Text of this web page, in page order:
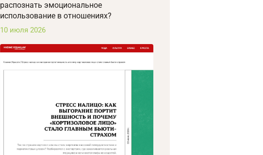
распознать эмоциональное
использование в отношениях?
10 июля 2026